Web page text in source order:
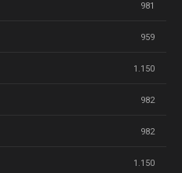
981
959
1.150
982
982
1.150